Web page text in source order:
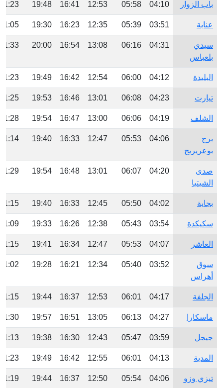
باب الزوار 04:10
05:58
12:53
16:41
19:48
عنابة 03:51
05:39
12:35
16:23
19:30
سيدي
بلعباس
04:31
06:16
13:08
16:54
20:00
البليدة 04:12
06:00
12:54
16:42
19:49
تيارت 04:23
06:08
13:01
16:46
19:53
الشلف 04:19
06:06
13:00
16:47
19:54
برج
بوعريريج
04:06
05:53
12:47
16:33
19:40
صدى
الشيتيا
04:20
06:07
13:01
16:48
19:54
بجاية 04:02
05:50
12:45
16:33
19:40
سكيكدة 03:54
05:43
12:38
16:26
19:33
العاشر 04:07
05:53
12:47
16:34
19:41
سوق
أهراس
03:52
05:40
12:34
16:21
19:28
الجلفة 04:17
06:01
12:53
16:37
19:44
ماسكارا 04:27
06:13
13:05
16:51
19:57
جيجل 03:59
05:47
12:43
16:30
19:38
المدية 04:13
06:01
12:55
16:42
19:49
تيزي وزو 04:06
05:54
12:50
16:37
19:44